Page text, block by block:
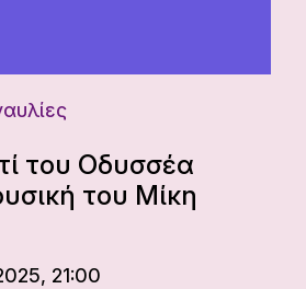
του Οδυσσέα
του Μίκη
21:00